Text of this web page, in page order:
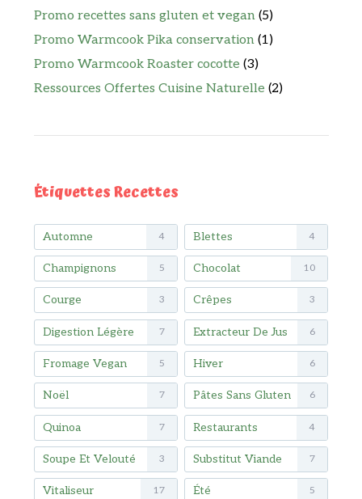
Promo recettes sans gluten et vegan (5)
Promo Warmcook Pika conservation (1)
Promo Warmcook Roaster cocotte (3)
Ressources Offertes Cuisine Naturelle (2)
Étiquettes Recettes
Automne 4 Blettes 4
Champignons 5 Chocolat 10
Courge 3 Crêpes 3
Digestion Légère 7 Extracteur De Jus 6
Fromage Vegan 5 Hiver 6
Noël 7 Pâtes Sans Gluten 6
Quinoa 7 Restaurants 4
Soupe Et Velouté 3 Substitut Viande 7
Vitaliseur 17 Été 5